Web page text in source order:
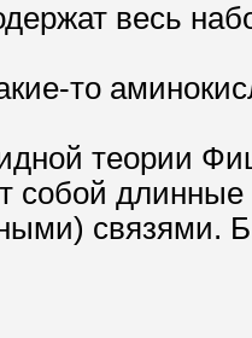
весь
то
теории
собой
связями.